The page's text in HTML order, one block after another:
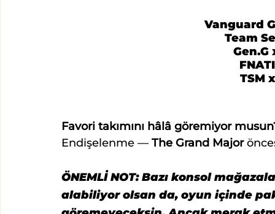
Vanguard
Team
Gen.G
TSM
Favori takımını hâlâ göremiyor
Endişelenme — The Grand Major
ÖNEMLİ NOT: Bazı konsol
alabiliyor olsan da, oyun içinde